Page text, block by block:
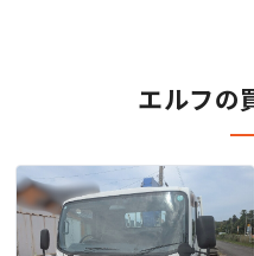
エルフの